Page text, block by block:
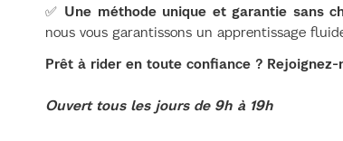
✅ Une méthode unique et garantie sans
nous vous garantissons un apprentissage
Prêt à rider en toute confiance ?
Ouvert tous les jours de 9h à 19h